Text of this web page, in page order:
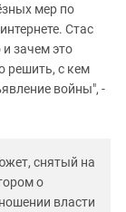
мер по
Стас
зачем это
решить, с кем
войны", -
снятый на
о
власти